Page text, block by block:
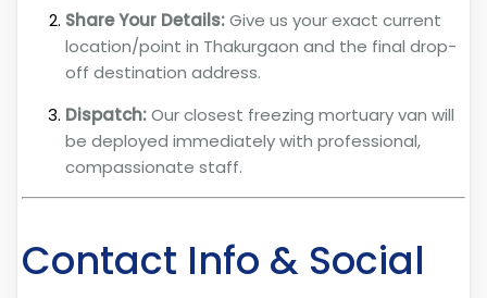
Share Your Details:Give us your exact current
location/point in Thakurgaon and the final drop-
off destination address.
Dispatch:Our closest freezing mortuary van will
be deployed immediately with professional,
compassionate staff.
Contact Info & Social